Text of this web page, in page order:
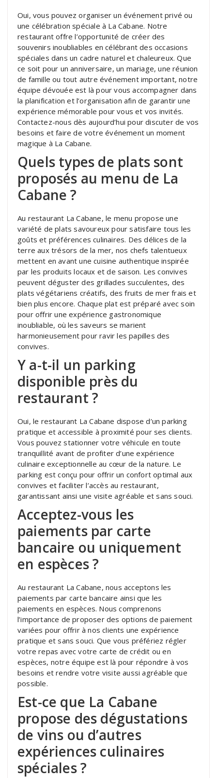
Oui, vous pouvez organiser un événement privé ou
une célébration spéciale à La Cabane. Notre
restaurant offre l’opportunité de créer des
souvenirs inoubliables en célébrant des occasions
spéciales dans un cadre naturel et chaleureux. Que
ce soit pour un anniversaire, un mariage, une réunion
de famille ou tout autre événement important, notre
équipe dévouée est là pour vous accompagner dans
la planification et l’organisation afin de garantir une
expérience mémorable pour vous et vos invités.
Contactez-nous dès aujourd’hui pour discuter de vos
besoins et faire de votre événement un moment
magique à La Cabane.
Quels types de plats sont
proposés au menu de La
Cabane ?
Au restaurant La Cabane, le menu propose une
variété de plats savoureux pour satisfaire tous les
goûts et préférences culinaires. Des délices de la
terre aux trésors de la mer, nos chefs talentueux
mettent en avant une cuisine authentique inspirée
par les produits locaux et de saison. Les convives
peuvent déguster des grillades succulentes, des
plats végétariens créatifs, des fruits de mer frais et
bien plus encore. Chaque plat est préparé avec soin
pour offrir une expérience gastronomique
inoubliable, où les saveurs se marient
harmonieusement pour ravir les papilles des
convives.
Y a-t-il un parking
disponible près du
restaurant ?
Oui, le restaurant La Cabane dispose d’un parking
pratique et accessible à proximité pour ses clients.
Vous pouvez stationner votre véhicule en toute
tranquillité avant de profiter d’une expérience
culinaire exceptionnelle au cœur de la nature. Le
parking est conçu pour offrir un confort optimal aux
convives et faciliter l’accès au restaurant,
garantissant ainsi une visite agréable et sans souci.
Acceptez-vous les
paiements par carte
bancaire ou uniquement
en espèces ?
Au restaurant La Cabane, nous acceptons les
paiements par carte bancaire ainsi que les
paiements en espèces. Nous comprenons
l’importance de proposer des options de paiement
variées pour offrir à nos clients une expérience
pratique et sans souci. Que vous préfériez régler
votre repas avec votre carte de crédit ou en
espèces, notre équipe est là pour répondre à vos
besoins et rendre votre visite aussi agréable que
possible.
Est-ce que La Cabane
propose des dégustations
de vins ou d’autres
expériences culinaires
spéciales ?